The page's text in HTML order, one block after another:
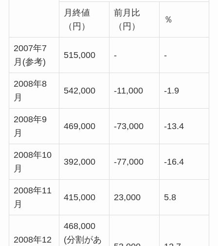
月終値
（円）
前月比
（円）
％
2007年7
月(参考)
515,000 - -
2008年8
月
542,000 -11,000 -1.9
2008年9
月
469,000 -73,000 -13.4
2008年10
月
392,000 -77,000 -16.4
2008年11
月
415,000 23,000 5.8
2008年12
468,000
(分割があ